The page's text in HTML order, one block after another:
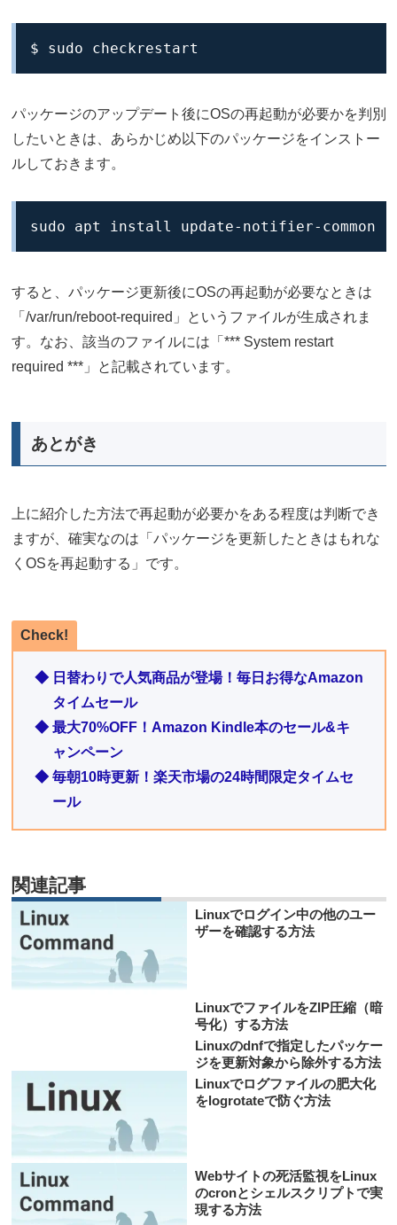
$ sudo checkrestart
パッケージのアップデート後にOSの再起動が必要かを判別
したいときは、あらかじめ以下のパッケージをインストー
ルしておきます。
sudo apt install update-notifier-common
すると、パッケージ更新後にOSの再起動が必要なときは
「/var/run/reboot-required」というファイルが生成されま
す。なお、該当のファイルには「*** System restart
required ***」と記載されています。
あとがき
上に紹介した方法で再起動が必要かをある程度は判断でき
ますが、確実なのは「パッケージを更新したときはもれな
くOSを再起動する」です。
Check!
◆ 日替わりで人気商品が登場！毎日お得なAmazon
タイムセール
◆ 最大70%OFF！Amazon Kindle本のセール&キ
ャンペーン
◆ 毎朝10時更新！楽天市場の24時間限定タイムセ
ール
関連記事
Linuxでログイン中の他のユー
ザーを確認する方法
LinuxでファイルをZIP圧縮（暗
号化）する方法
Linuxのdnfで指定したパッケー
ジを更新対象から除外する方法
Linuxでログファイルの肥大化
をlogrotateで防ぐ方法
Webサイトの死活監視をLinux
のcronとシェルスクリプトで実
現する方法